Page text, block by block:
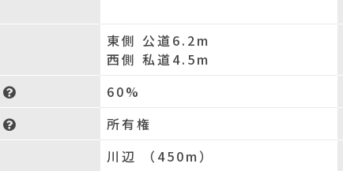
東側 公道6.2m
西側 私道4.5m
60%
所有権
川辺 （450m）